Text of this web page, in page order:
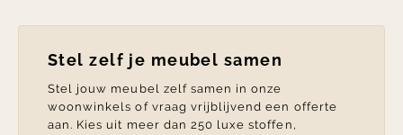
Stel zelf je meubel samen
Stel jouw meubel zelf samen in onze
woonwinkels of vraag vrijblijvend een offerte
aan. Kies uit meer dan 250 luxe stoffen,